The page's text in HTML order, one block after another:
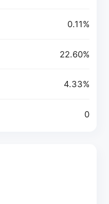
0.11%
22.60%
4.33%
0